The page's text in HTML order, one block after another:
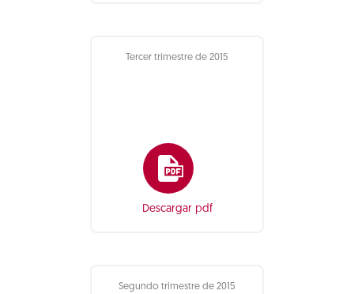
Tercer trimestre de 2015
Descargar pdf
Segundo trimestre de 2015